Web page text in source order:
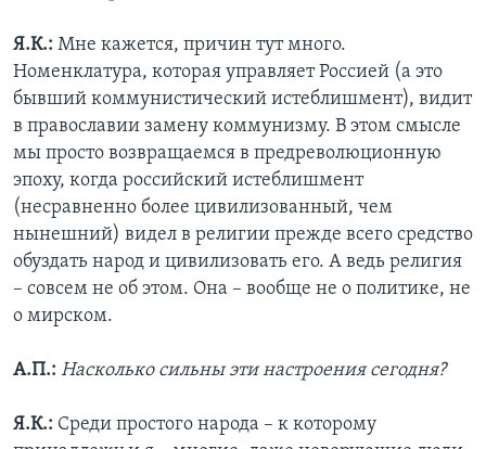
Я.К.: Мне кажется, причин тут много.
Номенклатура, которая управляет Россией (а это
бывший коммунистический истеблишмент), видит
в православии замену коммунизму. В этом смысле
мы просто возвращаемся в предреволюционную
эпоху, когда российский истеблишмент
(несравненно более цивилизованный, чем
нынешний) видел в религии прежде всего средство
обуздать народ и цивилизовать его. А ведь религия
– совсем не об этом. Она – вообще не о политике, не
о мирском.
А.П.: Насколько сильны эти настроения сегодня?
Я.К.: Среди простого народа – к которому